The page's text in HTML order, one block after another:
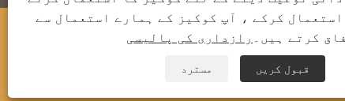
کاپی رائٹ © 2023 کیناگن کاؤنٹی قمینگ لباس
کمپنی ، لمیٹڈ - ٹی شرٹ ، پولو شرٹس ، پسینے کی
قمیض - تمام حقوق محفوظ ہیں۔
کرکے ، آپ کوکیز کے ہمارے استعمال سے
کرتے ہیں۔ رازداری کی پالیسی
مسترد قبول کریں